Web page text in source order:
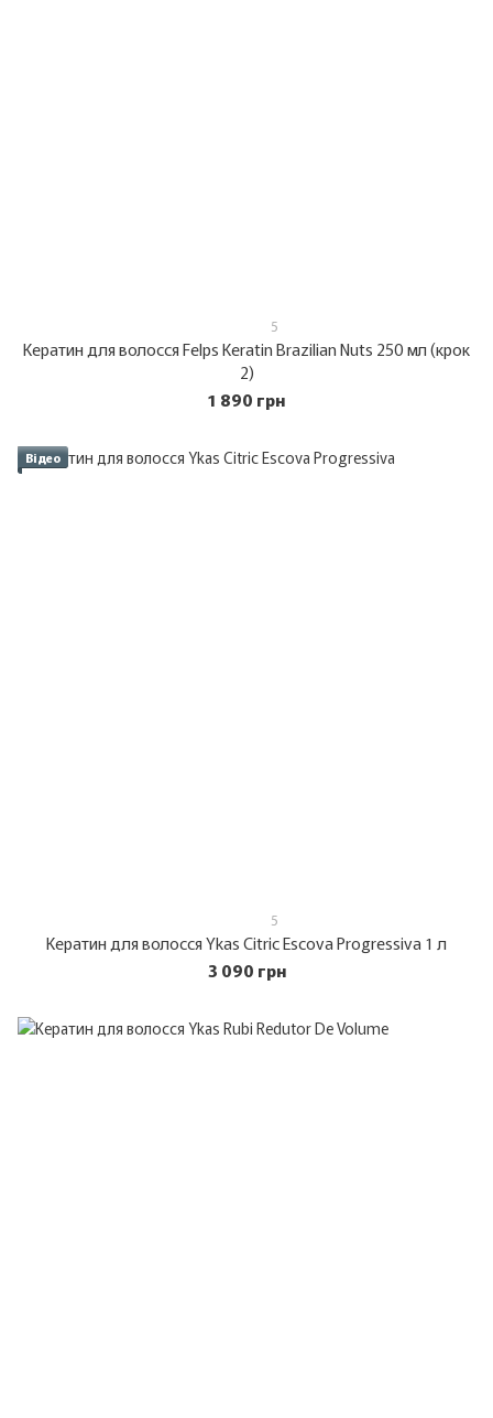
5
Кератин для волосся Felps Keratin Brazilian Nuts 250 мл (крок
2)
1 890 грн
Відео
5
Кератин для волосся Ykas Citric Escova Progressiva 1 л
3 090 грн